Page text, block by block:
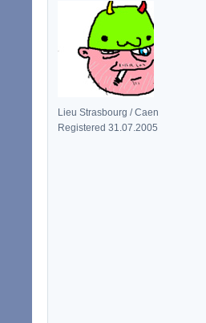
Lieu Strasbourg / Caen
Registered 31.07.2005